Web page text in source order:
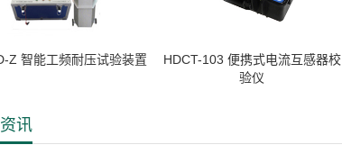
Z 智能工频耐压试验装置
HDCT-103 便携式电流互感器校
验仪
讯